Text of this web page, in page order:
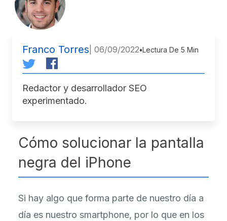
Franco Torres | 06/09/2022•Lectura De 5 Min
Redactor y desarrollador SEO
experimentado.
Cómo solucionar la pantalla
negra del iPhone
Si hay algo que forma parte de nuestro día a
día es nuestro smartphone, por lo que en los